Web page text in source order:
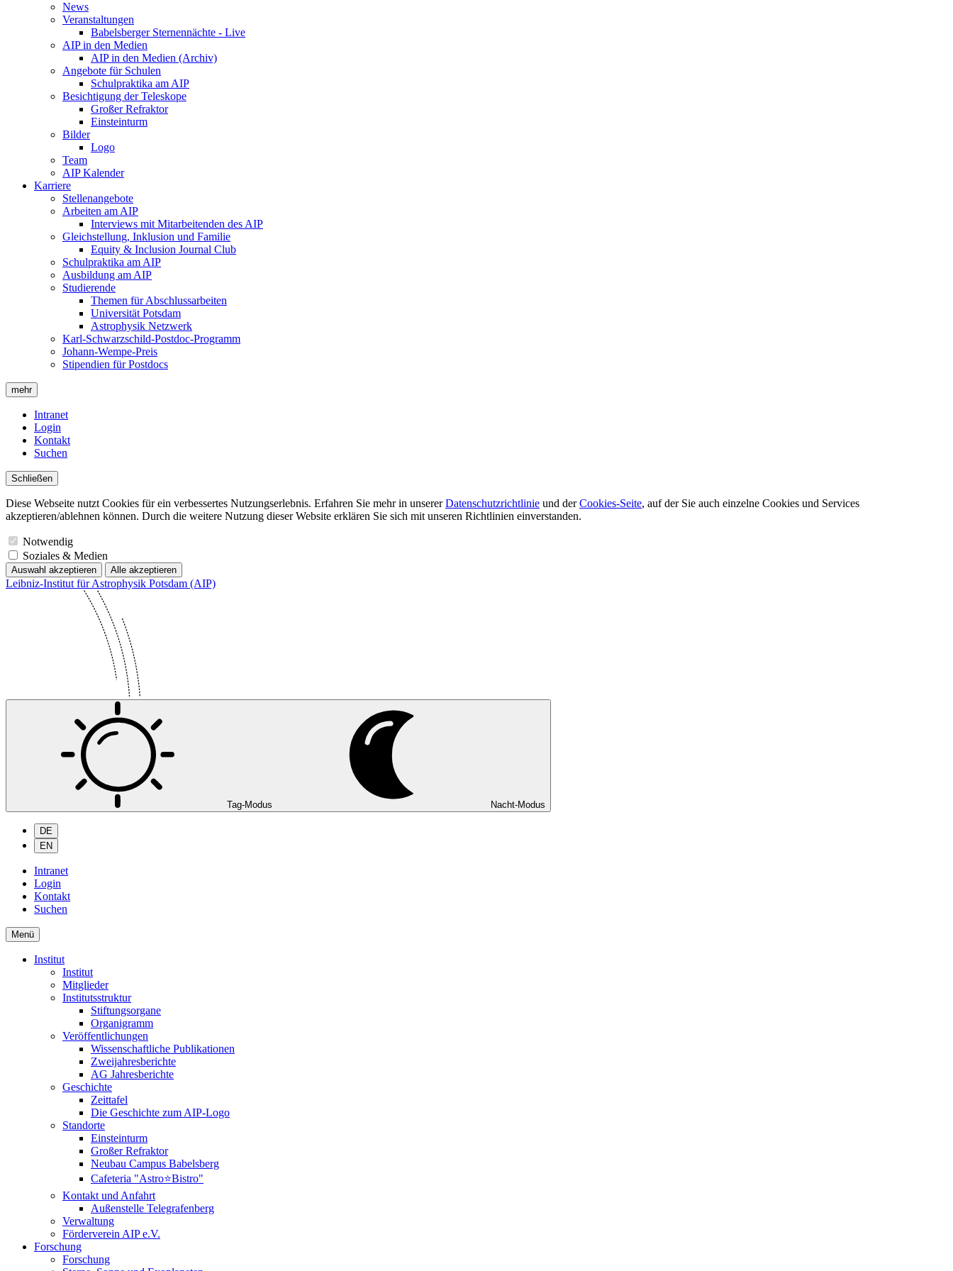
News
Veranstaltungen
Babelsberger Sternennächte - Live
AIP in den Medien
AIP in den Medien (Archiv)
Angebote für Schulen
Schulpraktika am AIP
Besichtigung der Teleskope
Großer Refraktor
Einsteinturm
Bilder
Logo
Team
AIP Kalender
Karriere
Stellenangebote
Arbeiten am AIP
Interviews mit Mitarbeitenden des AIP
Gleichstellung, Inklusion und Familie
Equity & Inclusion Journal Club
Schulpraktika am AIP
Ausbildung am AIP
Studierende
Themen für Abschlussarbeiten
Universität Potsdam
Astrophysik Netzwerk
Karl-Schwarzschild-Postdoc-Programm
Johann-Wempe-Preis
Stipendien für Postdocs
mehr
Intranet
Login
Kontakt
Suchen
Schließen
Diese Webseite nutzt Cookies für ein verbessertes Nutzungserlebnis. Erfahren Sie mehr in unsererDatenschutzrichtlinie und derCookies-Seite, auf der Sie auch einzelne Cookies und Services
akzeptieren/ablehnen können. Durch die weitere Nutzung dieser Website erklären Sie sich mit unseren Richtlinien einverstanden.
Notwendig
Soziales & Medien
Auswahl akzeptieren Alle akzeptieren
Leibniz-Institut für Astrophysik Potsdam (AIP)
Tag-Modus Nacht-Modus
DE
EN
Intranet
Login
Kontakt
Suchen
Menü
Institut
Institut
Mitglieder
Institutsstruktur
Stiftungsorgane
Organigramm
Veröffentlichungen
Wissenschaftliche Publikationen
Zweijahresberichte
AG Jahresberichte
Geschichte
Zeittafel
Die Geschichte zum AIP-Logo
Standorte
Einsteinturm
Großer Refraktor
Neubau Campus Babelsberg
Cafeteria "Astro⭐Bistro"
Kontakt und Anfahrt
Außenstelle Telegrafenberg
Verwaltung
Förderverein AIP e.V.
Forschung
Forschung